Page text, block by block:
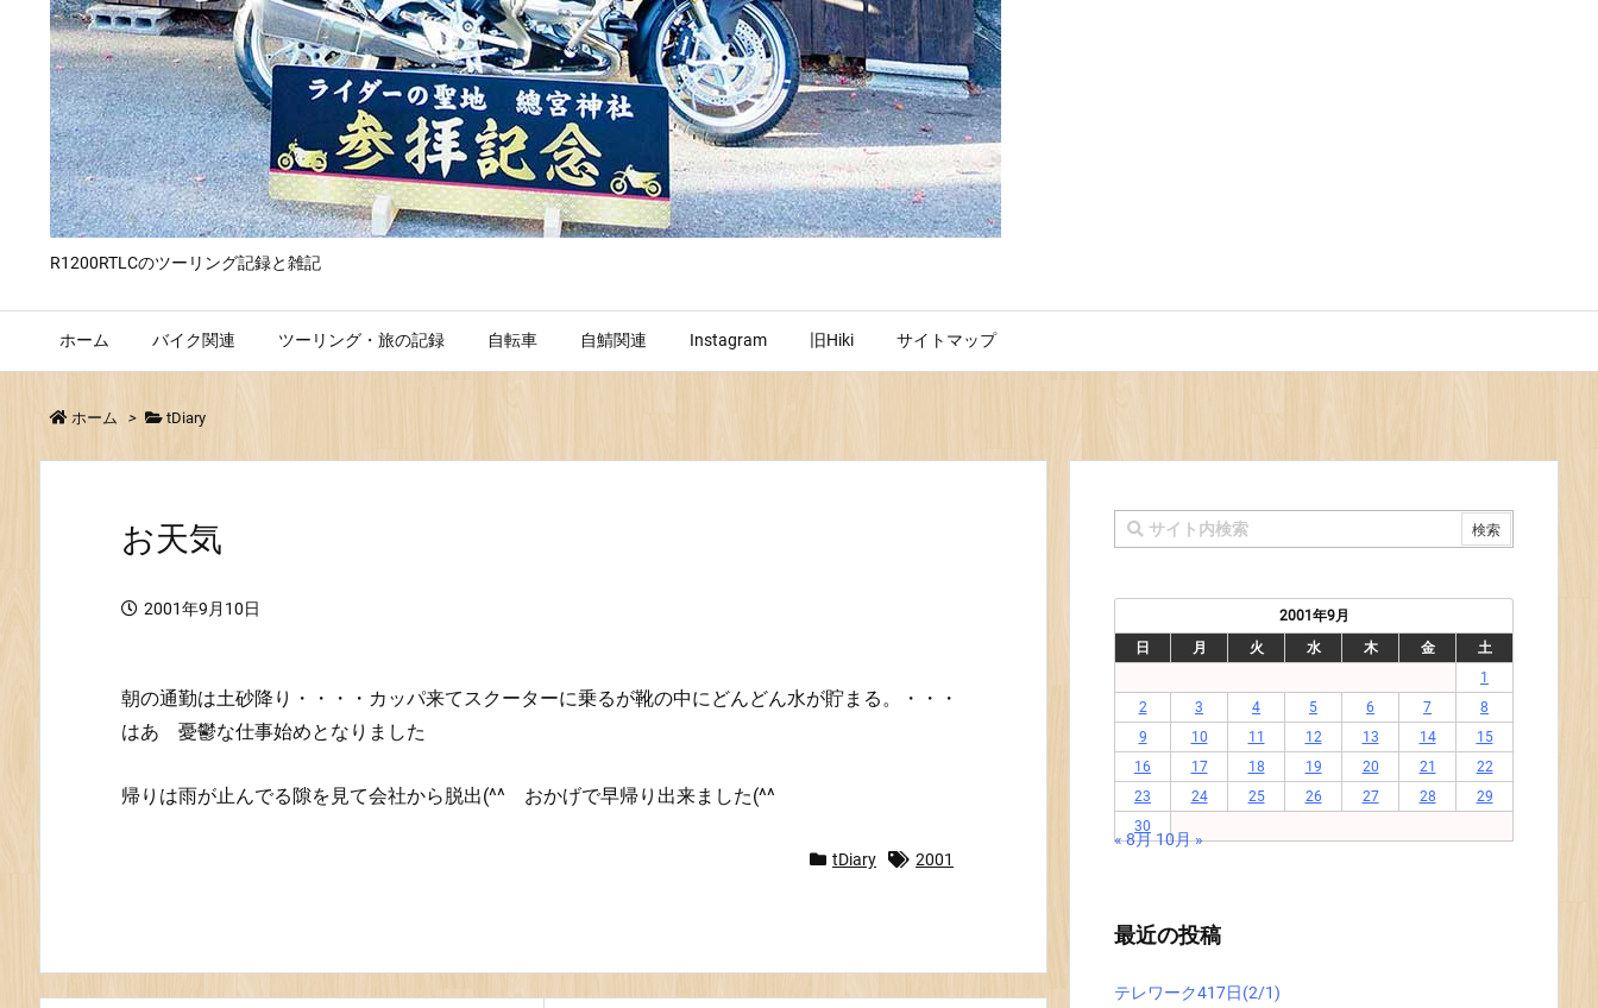
R1200RTLCのツーリング記録と雑記
ホーム バイク関連 ツーリング・旅の記録 自転車 自鯖関連 Instagram 旧Hiki サイトマップ
ホーム > tDiary
お天気
2001年9月10日
朝の通勤は土砂降り・・・・カッパ来てスクーターに乗るが靴の中にどんどん水が貯まる。・・・
はあ 憂鬱な仕事始めとなりました
帰りは雨が止んでる隙を見て会社から脱出(^^ おかげで早帰り出来ました(^^
tDiary 2001
2001年9月
日
月 火 水 木 金
土
1
2
3 4 5 6 7
8
9
10 11 12 13 14
15
16
17 18 19 20 21
22
23
24 25 26 27 28
29
30
« 8月10月 »
最近の投稿
テレワーク417日(2/1)